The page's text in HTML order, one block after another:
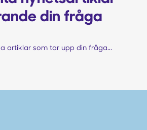
din fråga
artiklar som tar upp din fråga...